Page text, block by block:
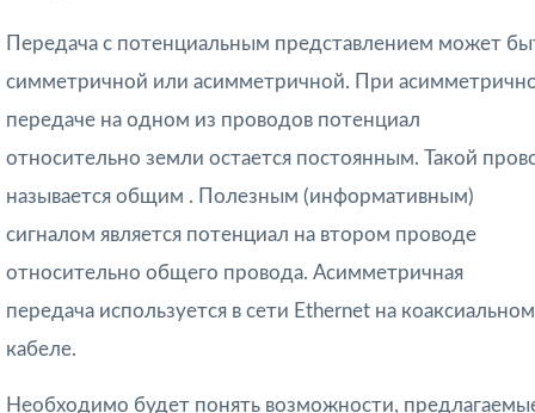
Передача с потенциальным представлением может
симметричной или асимметричной. При
передаче на одном из проводов потенциал
относительно земли остается постоянным. Такой
называется общим . Полезным (информативным)
сигналом является потенциал на втором проводе
относительно общего провода. Асимметричная
передача используется в сети Ethernet на коаксиальном
кабеле.
Необходимо будет понять возможности,